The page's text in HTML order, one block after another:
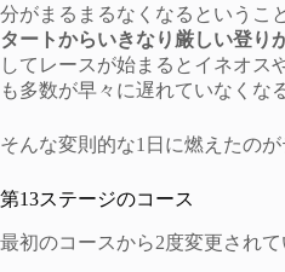
分がまるまるなくなるというこ
タートからいきなり厳しい登り
してレースが始まるとイネオス
も多数が早々に遅れていなくな
そんな変則的な1日に燃えたのが
第13ステージのコース
最初のコースから2度変更されて